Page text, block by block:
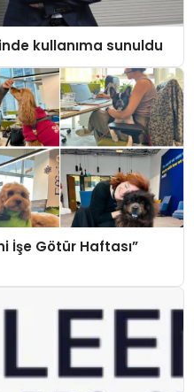
kullanıma sunuldu
İşe Götür Haftası”